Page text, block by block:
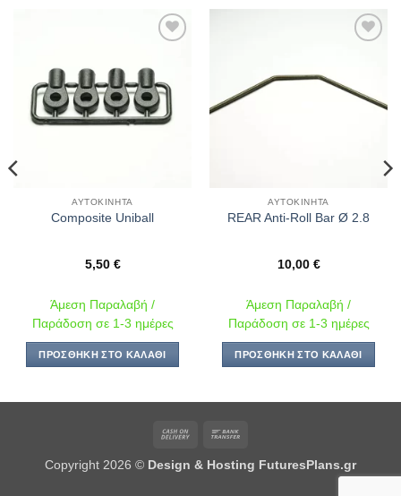
στην λίστα
επιθυμιών
ΑΥΤΟΚΊΝΗΤΑ
Composite Uniball
5,50 €
Άμεση Παραλαβή /
Παράδοση σε 1-3 ημέρες
ΠΡΟΣΘΉΚΗ ΣΤΟ ΚΑΛΆΘΙ
επιθυμιών
ΑΥΤΟΚΊΝΗΤΑ
REAR Anti-Roll Bar Ø 2.8
10,00 €
Άμεση Παραλαβή /
Παράδοση σε 1-3 ημέρες
ΠΡΟΣΘΉΚΗ ΣΤΟ ΚΑΛΆΘΙ
Cash
Delivery
Copyright 2026 © Design & Hosting FuturesPlans.gr